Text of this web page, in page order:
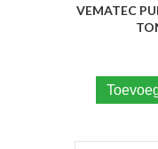
VEMATEC